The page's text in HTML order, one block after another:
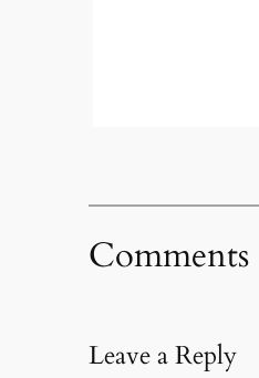
Comments
Leave a Reply